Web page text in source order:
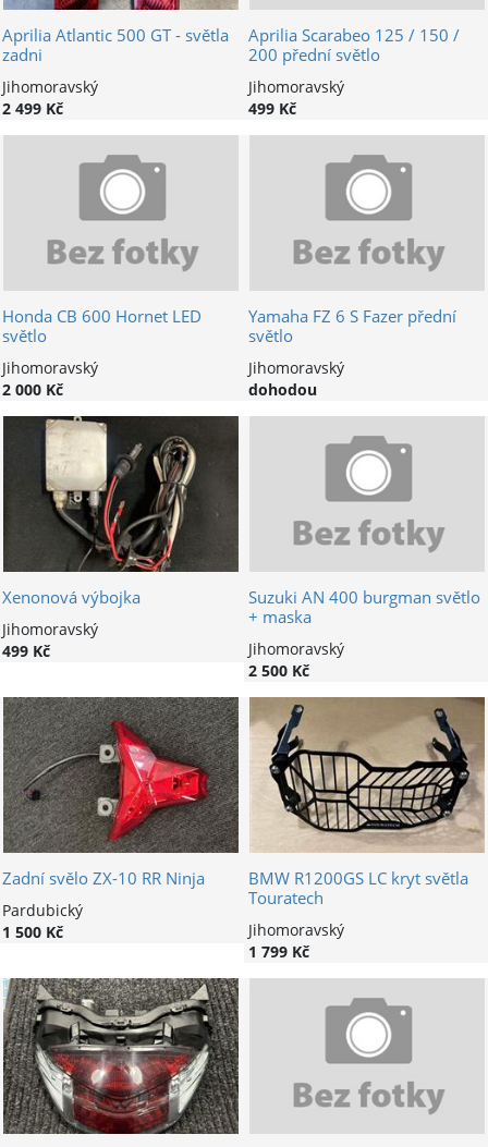
Aprilia Atlantic 500 GT - světla
zadni
Jihomoravský
2 499 Kč
Aprilia Scarabeo 125 / 150 /
200 přední světlo
Jihomoravský
499 Kč
Honda CB 600 Hornet LED
světlo
Jihomoravský
2 000 Kč
Yamaha FZ 6 S Fazer přední
světlo
Jihomoravský
dohodou
Xenonová výbojka
Jihomoravský
499 Kč
Suzuki AN 400 burgman světlo
+ maska
Jihomoravský
2 500 Kč
Zadní svělo ZX-10 RR Ninja
Pardubický
1 500 Kč
BMW R1200GS LC kryt světla
Touratech
Jihomoravský
1 799 Kč